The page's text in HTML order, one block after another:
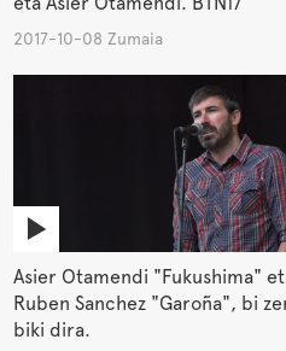
2017-10-08 Zumaia
Asier Otamendi "Fukushima"
Ruben Sanchez "Garoña", bi
biki dira.